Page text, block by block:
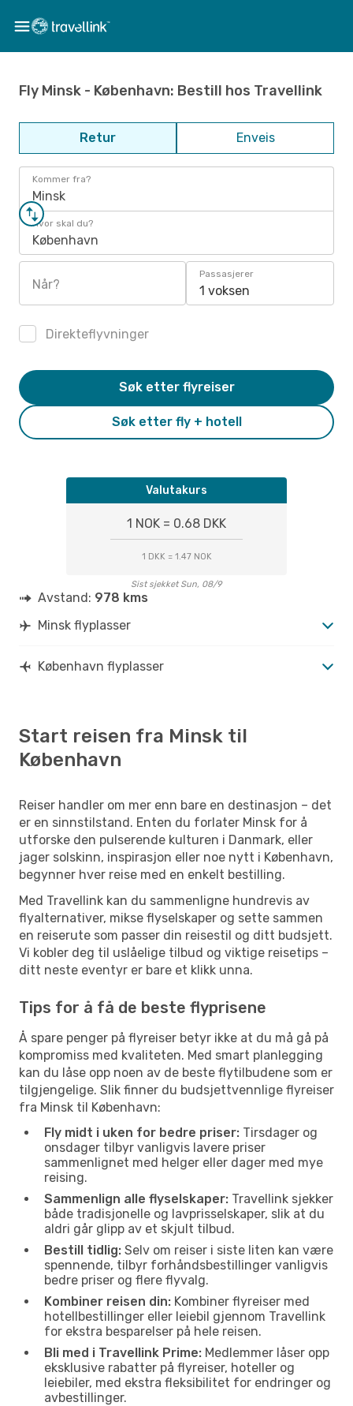
Fly Minsk - København: Bestill hos Travellink
Retur Enveis
Kommer fra?
Minsk
Hvor skal du?
København
Når?
Passasjerer
1 voksen
Direkteflyvninger
Søk etter fly + hotell
Søk etter flyreiser
Valutakurs
1 NOK = 0.68 DKK
1 DKK = 1.47 NOK
Sist sjekket Sun, 08/9
Avstand: 978 kms
Minsk flyplasser
København flyplasser
Start reisen fra Minsk til
København
Reiser handler om mer enn bare en destinasjon – det
er en sinnstilstand. Enten du forlater Minsk for å
utforske den pulserende kulturen i Danmark, eller
jager solskinn, inspirasjon eller noe nytt i København,
begynner hver reise med en enkelt bestilling.
Med Travellink kan du sammenligne hundrevis av
flyalternativer, mikse flyselskaper og sette sammen
en reiserute som passer din reisestil og ditt budsjett.
Vi kobler deg til uslåelige tilbud og viktige reisetips –
ditt neste eventyr er bare et klikk unna.
Tips for å få de beste flyprisene
Å spare penger på flyreiser betyr ikke at du må gå på
kompromiss med kvaliteten. Med smart planlegging
kan du låse opp noen av de beste flytilbudene som er
tilgjengelige. Slik finner du budsjettvennlige flyreiser
fra Minsk til København:
Fly midt i uken for bedre priser: Tirsdager og
onsdager tilbyr vanligvis lavere priser
sammenlignet med helger eller dager med mye
reising.
Sammenlign alle flyselskaper: Travellink sjekker
både tradisjonelle og lavprisselskaper, slik at du
aldri går glipp av et skjult tilbud.
Bestill tidlig: Selv om reiser i siste liten kan være
spennende, tilbyr forhåndsbestillinger vanligvis
bedre priser og flere flyvalg.
Kombiner reisen din: Kombiner flyreiser med
hotellbestillinger eller leiebil gjennom Travellink
for ekstra besparelser på hele reisen.
Bli med i Travellink Prime: Medlemmer låser opp
eksklusive rabatter på flyreiser, hoteller og
leiebiler, med ekstra fleksibilitet for endringer og
avbestillinger.